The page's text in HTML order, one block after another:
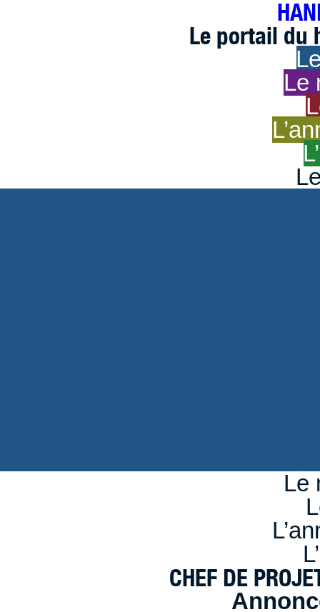
Le portail du
Le
Le
CHEF DE